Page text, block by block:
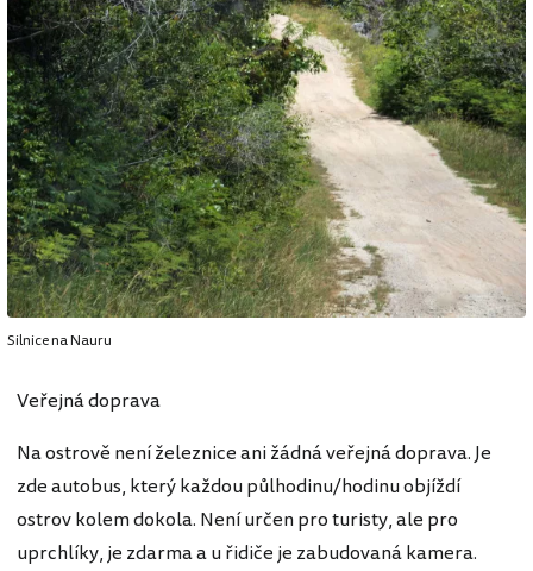
Silnice na Nauru
Veřejná doprava
Na ostrově není železnice ani žádná veřejná doprava. Je
zde autobus, který každou půlhodinu/hodinu objíždí
ostrov kolem dokola. Není určen pro turisty, ale pro
uprchlíky, je zdarma a u řidiče je zabudovaná kamera.